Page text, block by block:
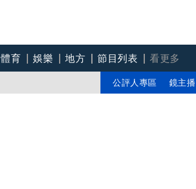
體育 娛樂 地方 節目列表
看更多
公評人專區 鏡主播